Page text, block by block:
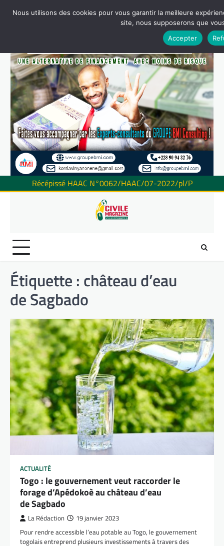
Récépissé HAAC N°0062/HAAC/07-2022/pl/P
Étiquette : château d’eau
de Sagbado
ACTUALITÉ
Togo : le gouvernement veut raccorder le
forage d’Apédokoè au château d’eau
de Sagbado
La Rédaction 19 janvier 2023
Pour rendre accessible l’eau potable au Togo, le gouvernement
togolais entreprend plusieurs investissements à travers des
Nous utilisons des cookies pour vous garantir la meilleure
site, nous supposerons que
Accepter